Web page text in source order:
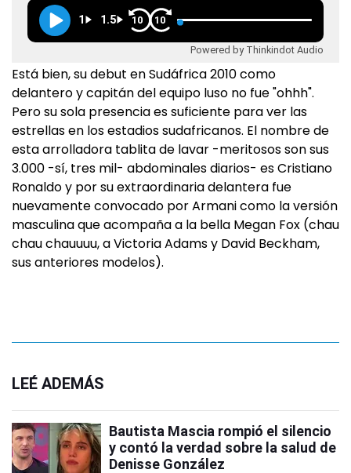
1 1.5 10 10
Powered by Thinkindot Audio
Está bien, su debut en Sudáfrica 2010 como
delantero y capitán del equipo luso no fue "ohhh".
Pero su sola presencia es suficiente para ver las
estrellas en los estadios sudafricanos. El nombre de
esta arrolladora tablita de lavar -meritosos son sus
3.000 -sí, tres mil- abdominales diarios- es Cristiano
Ronaldo y por su extraordinaria delantera fue
nuevamente convocado por Armani como la versión
masculina que acompaña a la bella Megan Fox (chau
chau chauuuu, a Victoria Adams y David Beckham,
sus anteriores modelos).
LEÉ ADEMÁS
Bautista Mascia rompió el silencio
y contó la verdad sobre la salud de
Denisse González